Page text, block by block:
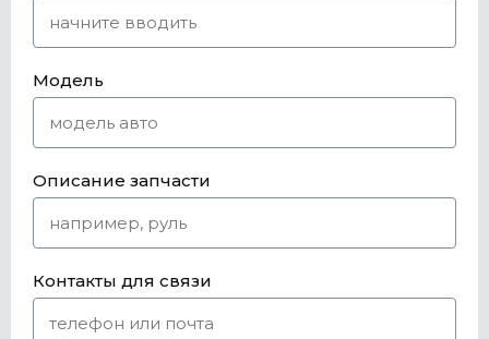
Модель
Описание запчасти
Контакты для связи